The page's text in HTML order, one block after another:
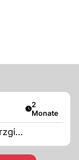
Artikel
2
Monate